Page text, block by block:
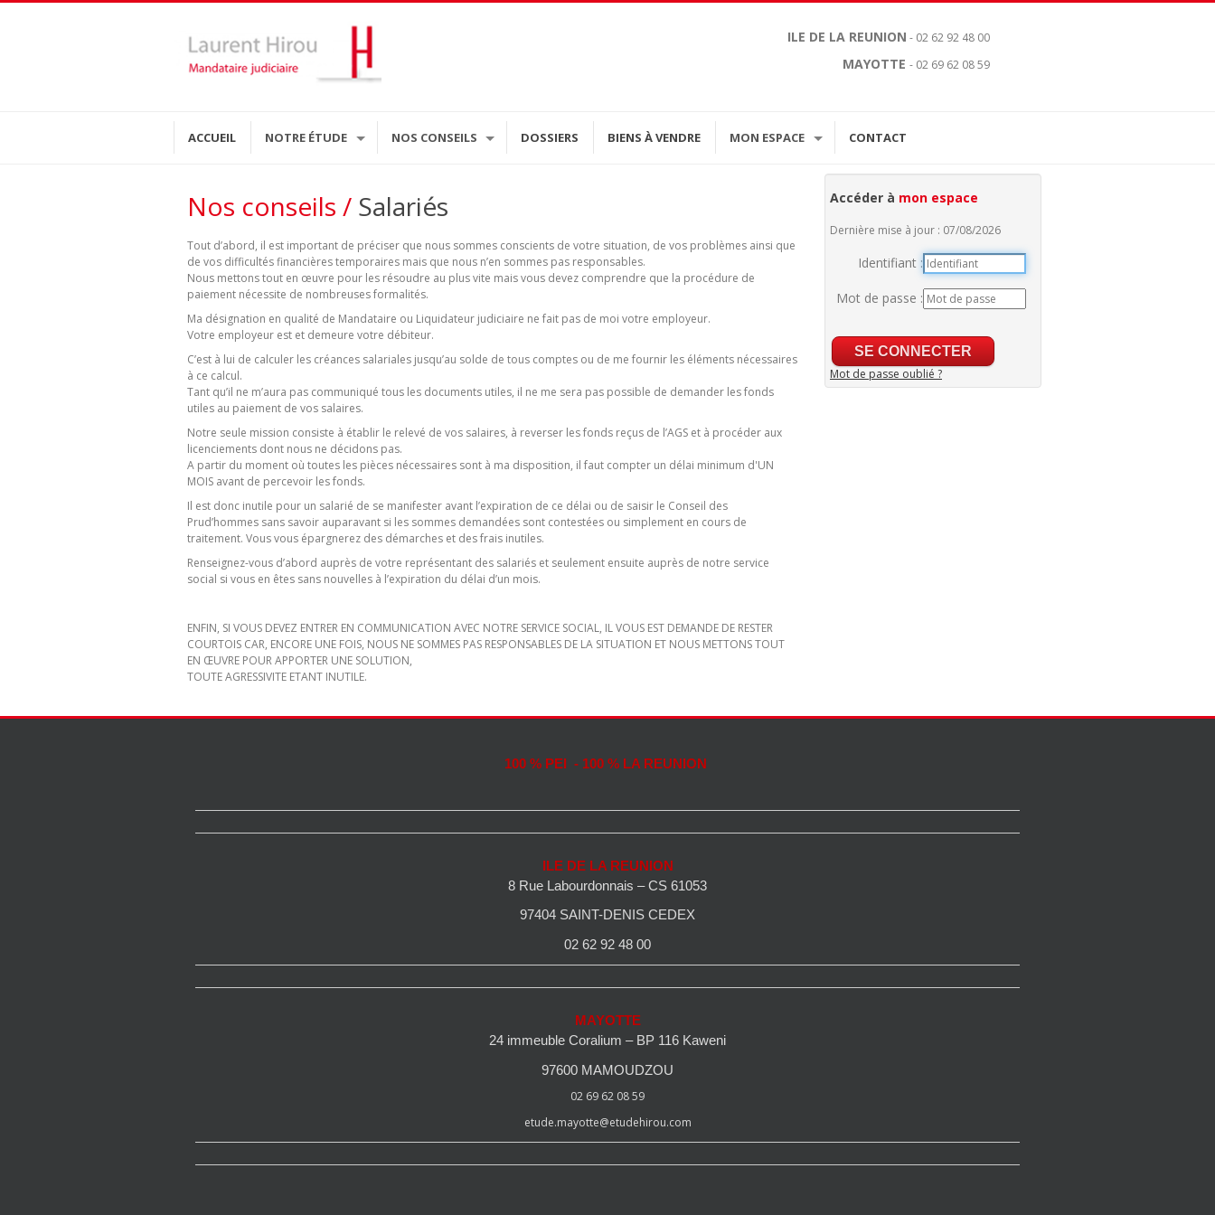
ILE DE LA REUNION - 02 62 92 48 00
MAYOTTE- 02 69 62 08 59
ACCUEIL NOTRE ÉTUDE NOS CONSEILS DOSSIERS BIENS À VENDRE MON ESPACE CONTACT
Accéder à mon espace
Dernière mise à jour : 07/08/2026
Identifiant :
Mot de passe :
Mot de passe oublié ?
Nos conseils / Salariés
Tout d’abord, il est important de préciser que nous sommes conscients de votre situation, de vos problèmes ainsi que
de vos difficultés financières temporaires mais que nous n’en sommes pas responsables.
Nous mettons tout en œuvre pour les résoudre au plus vite mais vous devez comprendre que la procédure de
paiement nécessite de nombreuses formalités.
Ma désignation en qualité de Mandataire ou Liquidateur judiciaire ne fait pas de moi votre employeur.
Votre employeur est et demeure votre débiteur.
C’est à lui de calculer les créances salariales jusqu’au solde de tous comptes ou de me fournir les éléments nécessaires
à ce calcul.
Tant qu’il ne m’aura pas communiqué tous les documents utiles, il ne me sera pas possible de demander les fonds
utiles au paiement de vos salaires.
Notre seule mission consiste à établir le relevé de vos salaires, à reverser les fonds reçus de l’AGS et à procéder aux
licenciements dont nous ne décidons pas.
A partir du moment où toutes les pièces nécessaires sont à ma disposition, il faut compter un délai minimum d'UN
MOIS avant de percevoir les fonds.
Il est donc inutile pour un salarié de se manifester avant l’expiration de ce délai ou de saisir le Conseil des
Prud’hommes sans savoir auparavant si les sommes demandées sont contestées ou simplement en cours de
traitement. Vous vous épargnerez des démarches et des frais inutiles.
Renseignez-vous d’abord auprès de votre représentant des salariés et seulement ensuite auprès de notre service
social si vous en êtes sans nouvelles à l’expiration du délai d’un mois.
ENFIN, SI VOUS DEVEZ ENTRER EN COMMUNICATION AVEC NOTRE SERVICE SOCIAL, IL VOUS EST DEMANDE DE RESTER
COURTOIS CAR, ENCORE UNE FOIS, NOUS NE SOMMES PAS RESPONSABLES DE LA SITUATION ET NOUS METTONS TOUT
EN ŒUVRE POUR APPORTER UNE SOLUTION,
TOUTE AGRESSIVITE ETANT INUTILE.
100 % PEI - 100 % LA REUNION
ILE DE LA REUNION
8 Rue Labourdonnais – CS 61053
97404 SAINT-DENIS CEDEX
02 62 92 48 00
MAYOTTE
24 immeuble Coralium – BP 116 Kaweni
97600 MAMOUDZOU
02 69 62 08 59
etude.mayotte@etudehirou.com